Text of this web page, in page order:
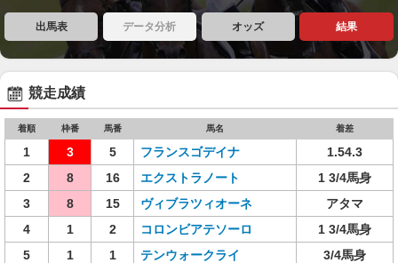
出馬表 データ分析 オッズ 結果
競走成績
着順 枠番 馬番 馬名 着差
1 3 5 フランスゴデイナ
1.54.3
2
8 16 エクストラノート
1 3/4馬身
3
8 15 ヴィブラツィオーネ
アタマ
4
1 2 コロンビアテソーロ
1 3/4馬身
5
1 1 テンウォークライ
3/4馬身